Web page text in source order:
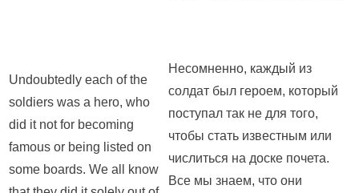
Undoubtedly each of the
soldiers was a hero, who
did it not for becoming
famous or being listed on
some boards. We all know
Несомненно, каждый из
солдат был героем, который
поступал так не для того,
чтобы стать известным или
числиться на доске почета.
Все мы знаем, что они